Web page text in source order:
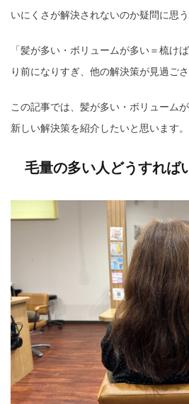
いにくさが解決されないのか疑問に思
「髪が多い・ボリュームが多い＝梳け
り前になりすぎ、他の解決策が見過ご
この記事では、髪が多い・ボリューム
新しい解決策を紹介したいと思います。
毛量の多い人どうすれば